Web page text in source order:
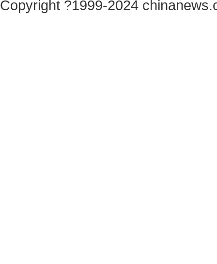
Copyright ?1999-2024